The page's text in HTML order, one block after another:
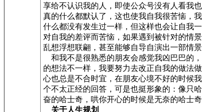
享给不认识我的人，即使公众号没有人看我
真的什么都默认了，这也使我自我很苦恼，
什么都没有发生过一样，但这样也会让自我
对自我的差评而苦恼，如果遇到被针对的情
乱想浮想联翩，甚至能够自导自演出一部情
和我不是很熟悉的朋友会感觉我凶巴巴的
的想法不一样，我要努力去改正自我的做法
心也总是不合时宜，在朋友心境不好的时候
个不太正经的回答，可是也挺形象的：像只
奋的哈士奇，哄你开心的时候是无奈的哈士
关于人生规划